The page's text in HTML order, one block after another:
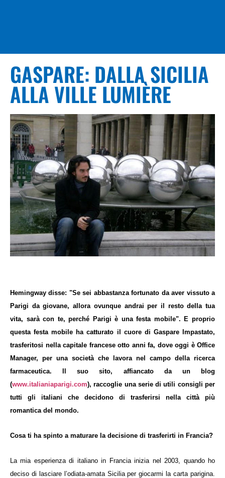
GASPARE: DALLA SICILIA
ALLA VILLE LUMIÈRE
Hemingway disse: "Se sei abbastanza fortunato da aver vissuto a
Parigi da giovane, allora ovunque andrai per il resto della tua
vita, sarà con te, perché Parigi è una festa mobile". E proprio
questa festa mobile ha catturato il cuore di Gaspare Impastato,
trasferitosi nella capitale francese otto anni fa, dove oggi è Office
Manager, per una società che lavora nel campo della ricerca
farmaceutica. Il suo sito, affiancato da un blog
(www.italianiaparigi.com), raccoglie una serie di utili consigli per
tutti gli italiani che decidono di trasferirsi nella città più
romantica del mondo.
Cosa ti ha spinto a maturare la decisione di trasferirti in Francia?
La mia esperienza di italiano in Francia inizia nel 2003, quando ho
deciso di lasciare l’odiata-amata Sicilia per giocarmi la carta parigina.